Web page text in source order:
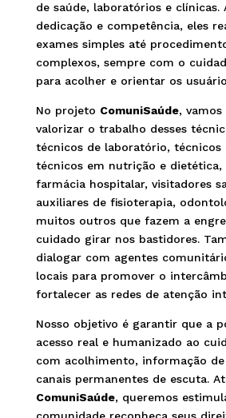
de saúde, laboratórios e clínicas.
dedicação e competência, eles
exames simples até
complexos, sempre com o
para acolher e orientar os
No projeto ComuniSaúde, vamos
valorizar o trabalho desses
técnicos de laboratório, técnicos
técnicos em nutrição e dietética,
farmácia hospitalar, visitadores
auxiliares de fisioterapia,
muitos outros que fazem a
cuidado girar nos bastidores.
dialogar com agentes
locais para promover o
fortalecer as redes de atenção
Nosso objetivo é garantir que a
acesso real e humanizado ao
com acolhimento, informação
canais permanentes de escuta.
ComuniSaúde, queremos
comunidade reconheça seus